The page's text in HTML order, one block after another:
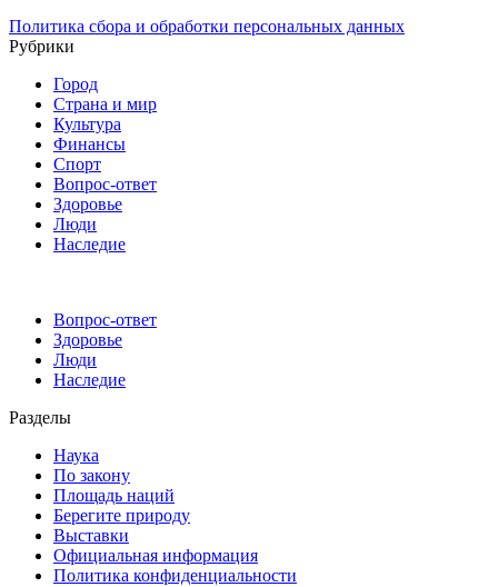
Политика сбора и обработки персональных данных
Рубрики
Город
Страна и мир
Культура
Финансы
Спорт
Вопрос-ответ
Здоровье
Люди
Наследие
Вопрос-ответ
Здоровье
Люди
Наследие
Разделы
Наука
По закону
Площадь наций
Берегите природу
Выставки
Официальная информация
Политика конфиденциальности